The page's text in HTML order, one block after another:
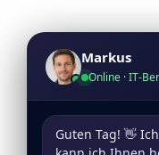
Markus
Online · IT-
Guten Tag! 👋